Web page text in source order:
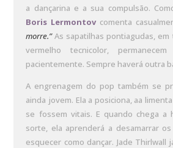
a dançarina e a sua compulsão.
Boris Lermontov comenta
morre.”As sapatilhas pontiagudas,
vermelho tecnicolor, permanecem
pacientemente. Sempre haverá outra
A engrenagem do pop também se
ainda jovem. Ela a posiciona, aa
se fossem vitais. E quando chega a
sorte, ela aprenderá a desamarrar
esquecer como dançar. Jade Thirlwall